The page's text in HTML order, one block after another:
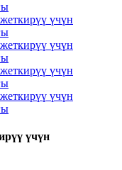
үчүн